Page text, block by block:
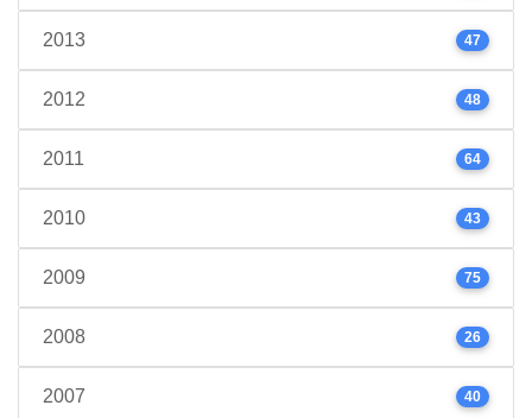
2013 47
2012 48
2011 64
2010 43
2009 75
2008 26
2007 40